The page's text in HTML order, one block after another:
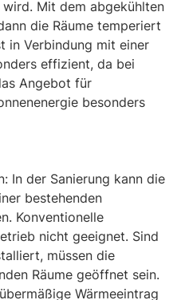
Mit dem abgekühlten
die Räume temperiert
in Verbindung mit einer
effizient, da bei
Angebot für
besonders
In der Sanierung kann die
bestehenden
Konventionelle
nicht geeignet. Sind
müssen die
Räume geöffnet sein.
Wärmeeintrag